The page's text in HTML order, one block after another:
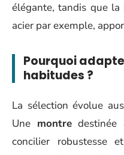
élégante, tandis que la
acier par exemple,
Pourquoi
habitudes ?
La sélection évolue
Une montredestinée
concilier robustesse